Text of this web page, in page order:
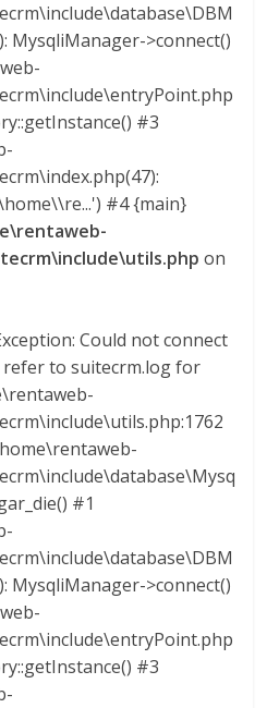
MysqliManager->connect()
#3
#4 {main}
on
Could not connect
refer to suitecrm.log for
#1
MysqliManager->connect()
#3